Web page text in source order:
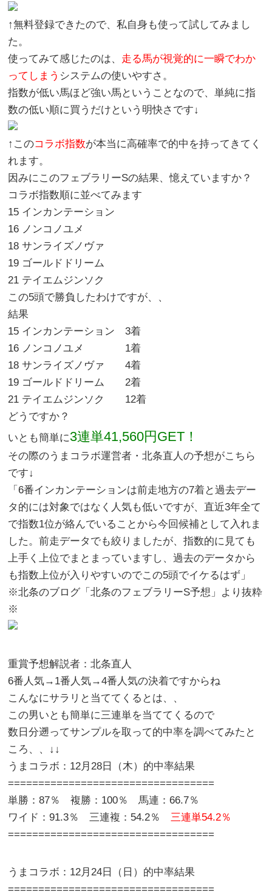
↑無料登録できたので、私自身も使って試してみまし
た。
使ってみて感じたのは、 走る馬が視覚的に一瞬でわか
ってしまう システムの使いやすさ。
指数が低い馬ほど強い馬ということなので、単純に指
数の低い順に買うだけという明快さです↓
↑このコラボ指数が本当に高確率で的中を持ってきてく
れます。
因みにこのフェブラリーSの結果、憶えていますか？
コラボ指数順に並べてみます
15 インカンテーション
16 ノンコノユメ
18 サンライズノヴァ
19 ゴールドドリーム
21 テイエムジンソク
この5頭で勝負したわけですが、、
結果
15 インカンテーション 3着
16 ノンコノユメ 1着
18 サンライズノヴァ 4着
19 ゴールドドリーム 2着
21 テイエムジンソク 12着
どうですか？
いとも簡単に3連単41,560円GET！
その際のうまコラボ運営者・北条直人の予想がこちら
です↓
「6番インカンテーションは前走地方の7着と過去デー
タ的には対象ではなく人気も低いですが、直近3年全て
で指数1位が絡んでいることから今回候補として入れま
した。前走データでも絞りましたが、指数的に見ても
上手く上位でまとまっていますし、過去のデータから
も指数上位が入りやすいのでこの5頭でイケるはず」
※北条のブログ「北条のフェブラリーS予想」より抜粋
※
重賞予想解説者：北条直人
6番人気→1番人気→4番人気の決着ですからね
こんなにサラリと当ててくるとは、、
この男いとも簡単に三連単を当ててくるので
数日分遡ってサンプルを取って的中率を調べてみたと
ころ、、↓↓
うまコラボ：12月28日（木）的中率結果
==================================
単勝：87％ 複勝：100％ 馬連：66.7％
ワイド：91.3％ 三連複：54.2％三連単54.2％
==================================
うまコラボ：12月24日（日）的中率結果
==================================